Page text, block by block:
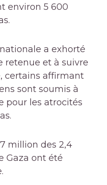
environ 5 600
a exhorté
retenue et à suivre
certains affirmant
sont soumis à
pour les atrocités
million des 2,4
Gaza ont été